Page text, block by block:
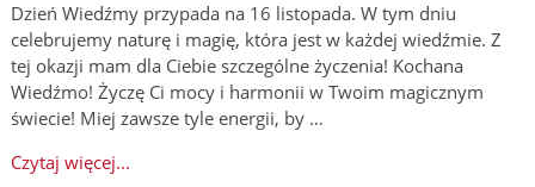
Dzień Wiedźmy przypada na 16 listopada. W tym dniu
celebrujemy naturę i magię, która jest w każdej wiedźmie. Z
tej okazji mam dla Ciebie szczególne życzenia! Kochana
Wiedźmo! Życzę Ci mocy i harmonii w Twoim magicznym
świecie! Miej zawsze tyle energii, by …
Czytaj więcej...